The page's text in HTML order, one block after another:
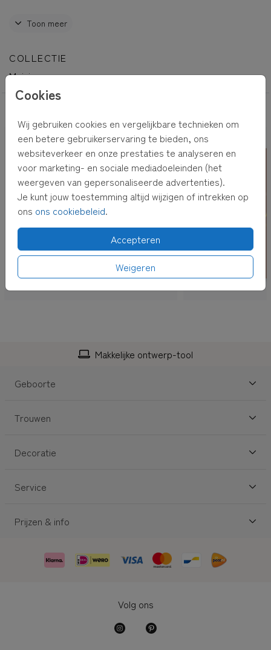
Cookies
Wij gebruiken cookies en vergelijkbare technieken om
een betere gebruikerservaring te bieden, ons
websiteverkeer en onze prestaties te analyseren en
voor marketing- en sociale mediadoeleinden (het
weergeven van gepersonaliseerde advertenties).
Je kunt jouw toestemming altijd wijzigen of intrekken op
ons ons cookiebeleid.
Accepteren
Weigeren
Julia Toon meer
COLLECTIE
Meisje
Makkelijke ontwerp-tool
Geboorte
Trouwen
Decoratie
Service
Prijzen & info
Volg ons